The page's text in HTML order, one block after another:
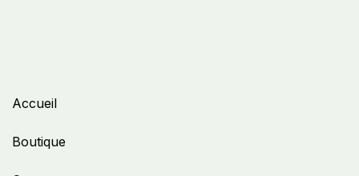
Accueil
Boutique